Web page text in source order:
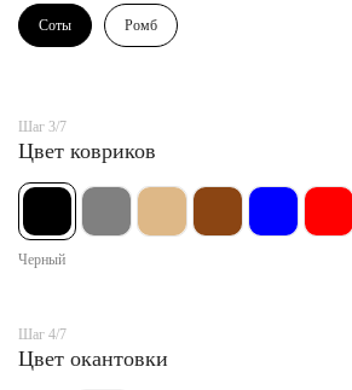
Соты Ромб
Шаг 3/7
Цвет ковриков
Черный
Шаг 4/7
Цвет окантовки